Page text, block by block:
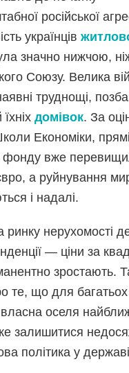
російської
українців
значно нижчою,
Союзу. Велика
труднощі,
їхніхдомівок. За
Економіки,
фонду вже
а руйнування
і надалі.
ринку нерухомості
— ціни за
зростають.
те, що для
оселя
залишитися
політика у